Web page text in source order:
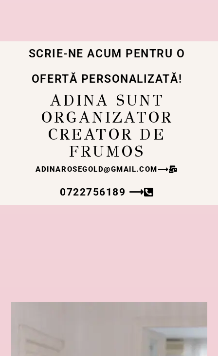
SCRIE-NE ACUM PENTRU O
OFERTĂ PERSONALIZATĂ!
ADINA SUNT
ORGANIZATOR
CREATOR DE
FRUMOS
ADINAROSEGOLD@GMAIL.COM⟶
0722756189 ⟶